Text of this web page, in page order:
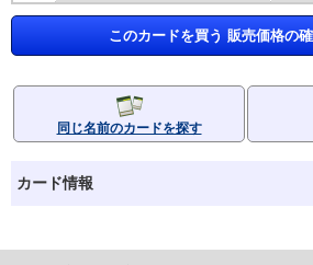
このカードを買う 販売価格の
同じ名前のカードを探す
カード情報